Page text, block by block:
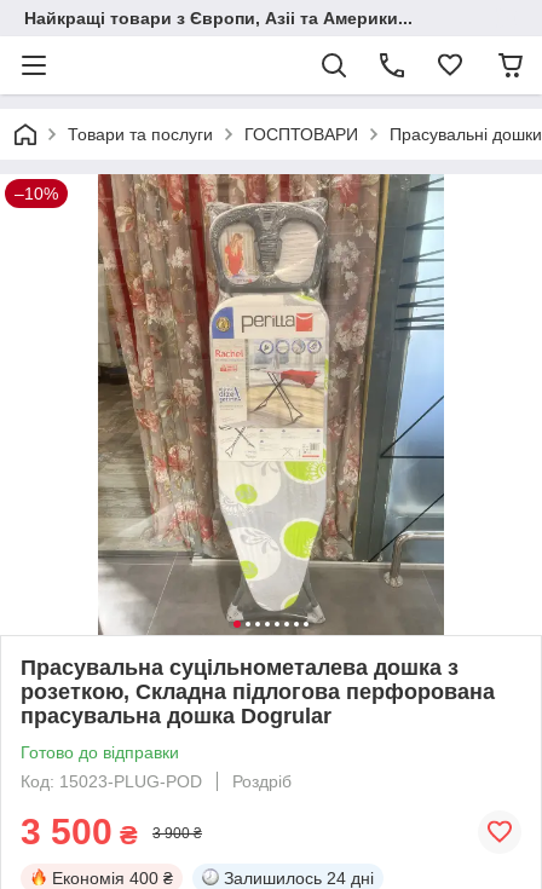
Найкращі товари з Європи, Азіі та Америки...
Товари та послуги ГОСПТОВАРИ Прасувальні дошки
–10%
Прасувальна суцільнометалева дошка з
розеткою, Складна підлогова перфорована
прасувальна дошка Dogrular
Готово до відправки
Код: 15023-PLUG-POD
Роздріб
3 500 ₴ 3 900 ₴
Економія 400 ₴ Залишилось 24 дні